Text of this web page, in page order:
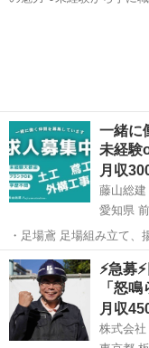
一緒に
未経験
月収
藤山総建
愛知県
・足場鳶 足場組み立て、
重作業 ・土工…
愛知 名古屋市 前
⚡️急募
「怒
月収
株式会社